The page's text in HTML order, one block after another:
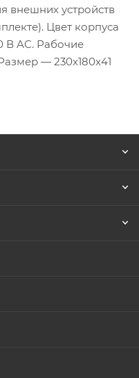
внешних устройств
Цвет корпуса
В AC. Рабочие
— 230x180x41